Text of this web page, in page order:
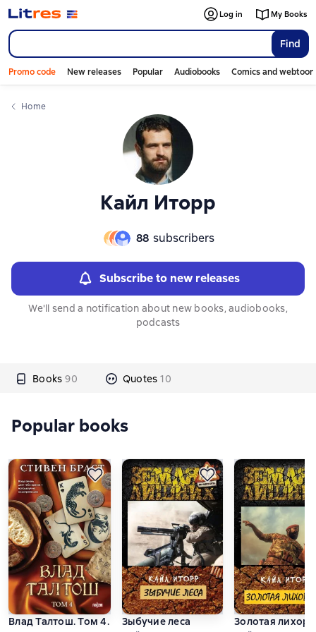
Find
Log in My Books
Promo code New releases Popular Audiobooks Comics and
Home
Кайл Иторр
88 subscribers
Subscribe to new releases
We'll send a notification about new books, audiobooks,
podcasts
Books 90 Quotes 10
Слайдер с книгами
Popular books
Влад Талтош. Том 4. Дзур. Джагала. Иорич
Зыбучие леса
Золотая
Слайдер с книгами